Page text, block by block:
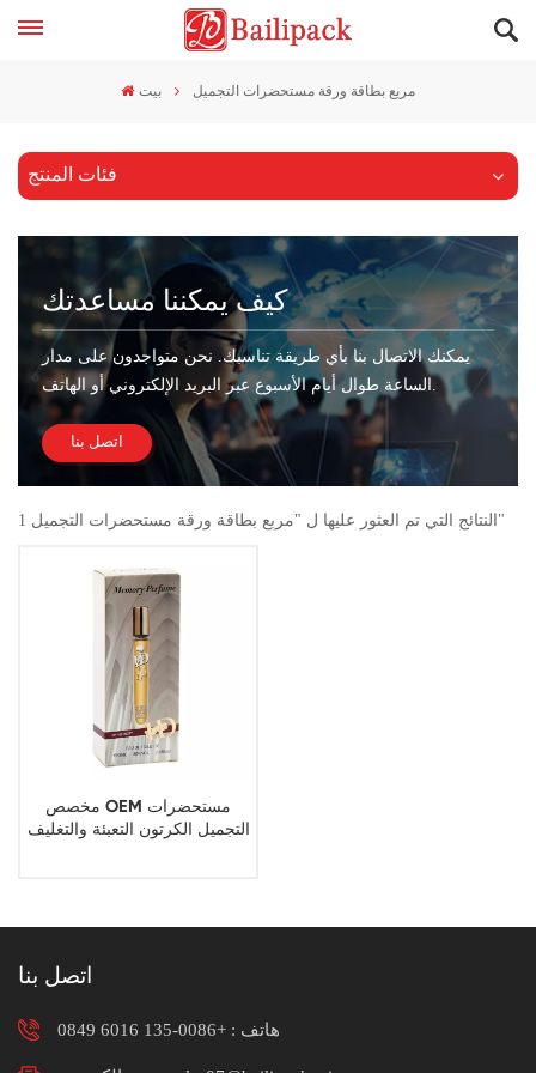
بيت مربع بطاقة ورقة مستحضرات التجميل
فئات المنتج
كيف يمكننا مساعدتك
يمكنك الاتصال بنا بأي طريقة تناسبك. نحن متواجدون على مدار
الساعة طوال أيام الأسبوع عبر البريد الإلكتروني أو الهاتف.
اتصل بنا
1 النتائج التي تم العثور عليها ل "مربع بطاقة ورقة مستحضرات التجميل"
مخصص OEM مستحضرات
التجميل الكرتون التعبئة والتغليف
اتصل بنا
هاتف : +0086-135 6016 0849